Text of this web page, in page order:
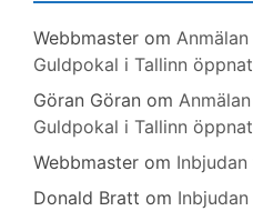
Webbmaster om
Guldpokal i Tallinn
Göran Göran om
Guldpokal i Tallinn
Webbmaster om
Donald Bratt om